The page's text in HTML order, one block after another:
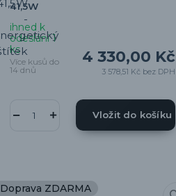
41,5W
4 330,00 Kč
3 578,51 Kč bez DPH
ihned k
odeslání 1
ks
Více kusů do
14 dnů
Vložit do košíku
Doprava ZDARMA